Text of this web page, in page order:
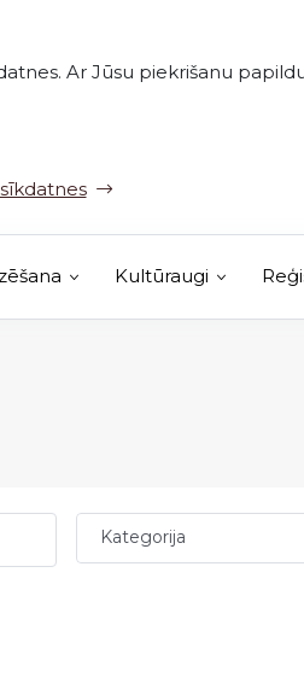
Ar Jūsu piekrišanu
Kultūraugi
Kategorija